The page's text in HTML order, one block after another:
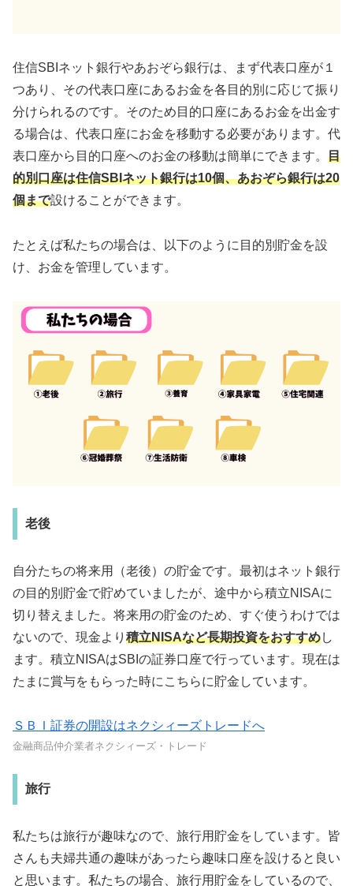
住信SBIネット銀行やあおぞら銀行は、まず代表口座が１
つあり、その代表口座にあるお金を各目的別に応じて振り
分けられるのです。そのため目的口座にあるお金を出金す
る場合は、代表口座にお金を移動する必要があります。代
表口座から目的口座へのお金の移動は簡単にできます。 目
的別口座は住信SBIネット銀行は10個、あおぞら銀行は20
個まで設けることができます。
たとえば私たちの場合は、以下のように目的別貯金を設
け、お金を管理しています。
老後
自分たちの将来用（老後）の貯金です。最初はネット銀行
の目的別貯金で貯めていましたが、途中から積立NISAに
切り替えました。将来用の貯金のため、すぐ使うわけでは
ないので、現金より 積立NISAなど長期投資をおすすめし
ます。積立NISAはSBIの証券口座で行っています。現在は
たまに賞与をもらった時にこちらに貯金しています。
ＳＢＩ証券の開設はネクシィーズトレードへ
金融商品仲介業者ネクシィーズ・トレード
旅行
私たちは旅行が趣味なので、旅行用貯金をしています。皆
さんも夫婦共通の趣味があったら趣味口座を設けると良い
と思います。私たちの場合、旅行用貯金をしているので、